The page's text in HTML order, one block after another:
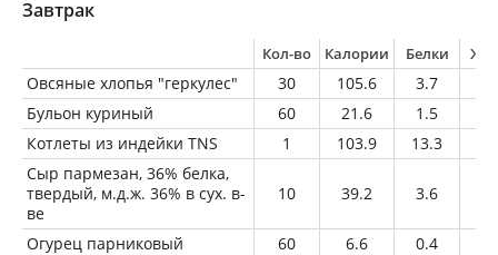
Завтрак
Кол-во Калории Белки
Овсяные хлопья "геркулес" 30 105.6 3.7
Бульон куриный
60 21.6 1.5
Котлеты из индейки TNS
1 103.9 13.3
Сыр пармезан, 36% белка,
твердый, м.д.ж. 36% в сух. в-
ве
10 39.2 3.6
Огурец парниковый 60 6.6 0.4